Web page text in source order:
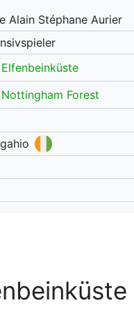
WM
Alain Stéphane Aurier
Elfenbeinküste
Nottingham Forest